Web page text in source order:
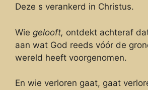
Deze s verankerd in Christus.
Wie gelooft, ontdekt achteraf
aan wat God reeds vóór de
wereld heeft voorgenomen.
En wie verloren gaat, gaat